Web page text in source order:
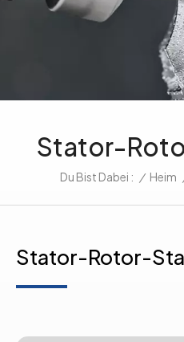
Stator-
Du Bist Dabei : / Heim
Stator-Rotor-